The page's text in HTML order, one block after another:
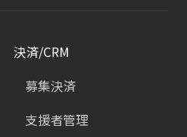
決済/CRM
募集決済
支援者管理